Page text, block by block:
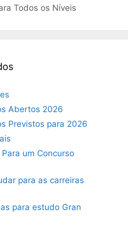
Todos os Níveis
Abertos 2026
Previstos para 2026
um Concurso
para as carreiras
para estudo Gran